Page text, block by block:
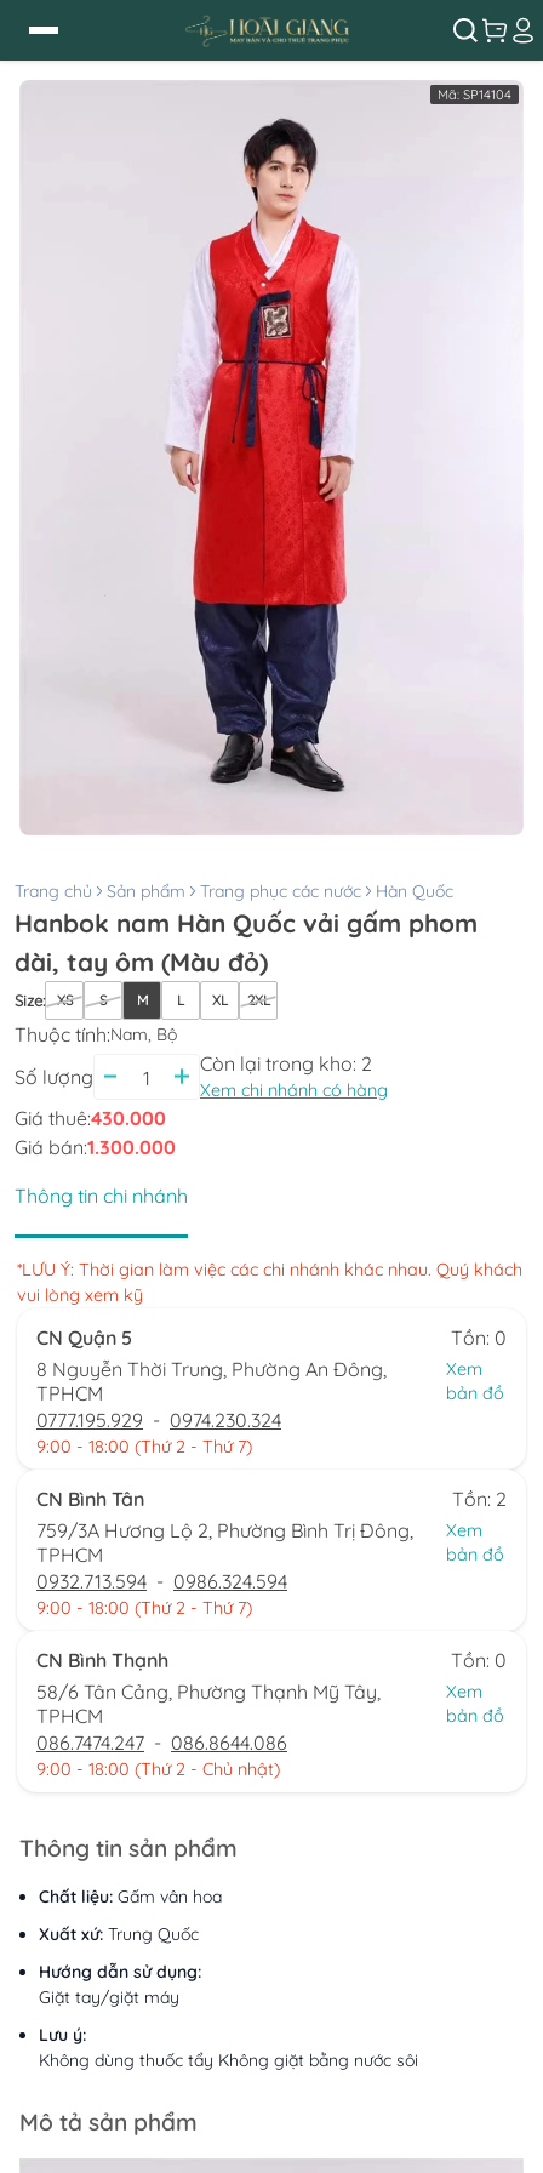
Mã: SP14104
Trang chủ Sản phẩm Trang phục các nước Hàn Quốc
Hanbok nam Hàn Quốc vải gấm phom
dài, tay ôm (Màu đỏ)
Size: XS S M L XL 2XL
Thuộc tính:Nam, Bộ
Số lượng
Còn lại trong kho: 2
Xem chi nhánh có hàng
Giá thuê:430.000
Giá bán:1.300.000
Thông tin chi nhánh
*LƯU Ý: Thời gian làm việc các chi nhánh khác nhau. Quý khách
vui lòng xem kỹ
CN Quận 5
Tồn: 0
8 Nguyễn Thời Trung, Phường An Đông,
TPHCM
Xem
bản đồ
0777.195.929 - 0974.230.324
9:00 - 18:00 (Thứ 2 - Thứ 7)
CN Bình Tân
Tồn: 2
759/3A Hương Lộ 2, Phường Bình Trị Đông,
TPHCM
Xem
bản đồ
0932.713.594 - 0986.324.594
9:00 - 18:00 (Thứ 2 - Thứ 7)
CN Bình Thạnh
Tồn: 0
58/6 Tân Cảng, Phường Thạnh Mỹ Tây,
TPHCM
Xem
bản đồ
086.7474.247 - 086.8644.086
9:00 - 18:00 (Thứ 2 - Chủ nhật)
Thông tin sản phẩm
Chất liệu: Gấm vân hoa
Xuất xứ: Trung Quốc
Hướng dẫn sử dụng:
Giặt tay/giặt máy
Lưu ý:
Không dùng thuốc tẩy Không giặt bằng nước sôi
Mô tả sản phẩm